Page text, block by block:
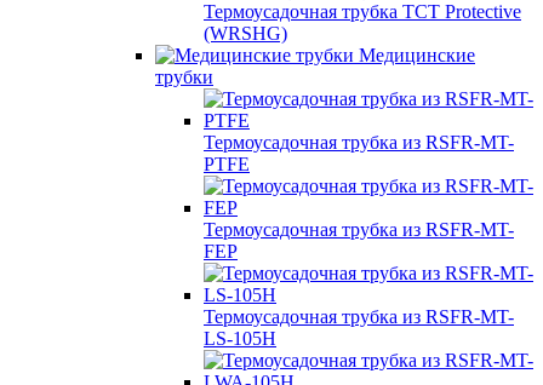
Термоусадочная трубка TCT Protective
(WRSHG)
Медицинские
трубки
Термоусадочная трубка из RSFR-MT-
PTFE
Термоусадочная трубка из RSFR-MT-
FEP
Термоусадочная трубка из RSFR-MT-
LS-105H